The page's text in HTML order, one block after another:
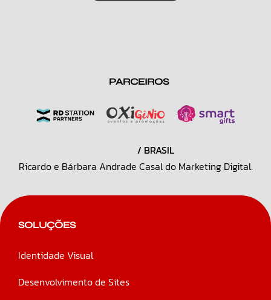
PARCEIROS
/ BRASIL
Ricardo e Bárbara Andrade Casal do Marketing Digital.
SOLUÇÕES
Identidade Visual
Desenvolvimento de Sites